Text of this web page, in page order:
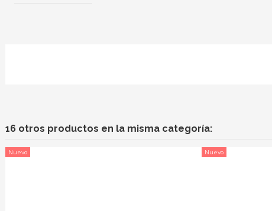
16 otros productos en la misma categoría:
Nuevo Nuevo